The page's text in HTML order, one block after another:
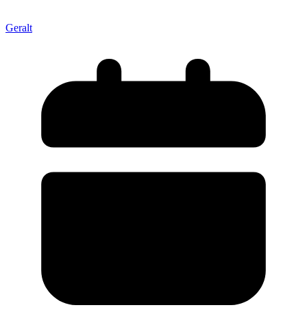
Geralt